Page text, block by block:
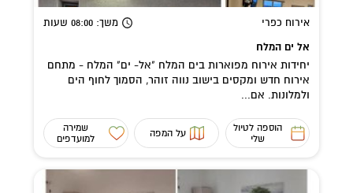
אירוח כפרי משך: 08:00 שעות
אל ים המלח
יחידות אירוח מפוארות בים המלח "אל- ים" המלח - מתחם
אירוח חדש ומקסים בישוב נווה זוהר, הסמוך לחוף הים
ולמלונות. אם...
הוספה לטיול
שלי
על המפה
שמירה
למועדפים